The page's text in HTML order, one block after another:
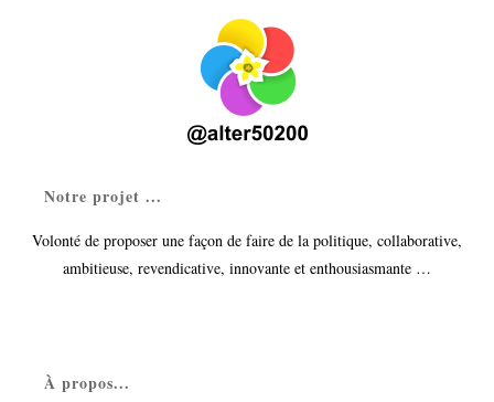
Notre projet ...
Volonté de proposer une façon de faire de la politique, collaborative,
ambitieuse, revendicative, innovante et enthousiasmante …
À propos...